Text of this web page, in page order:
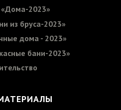
«Дома-2023»
из бруса-2023»
дома - 2023»
бани-2023»